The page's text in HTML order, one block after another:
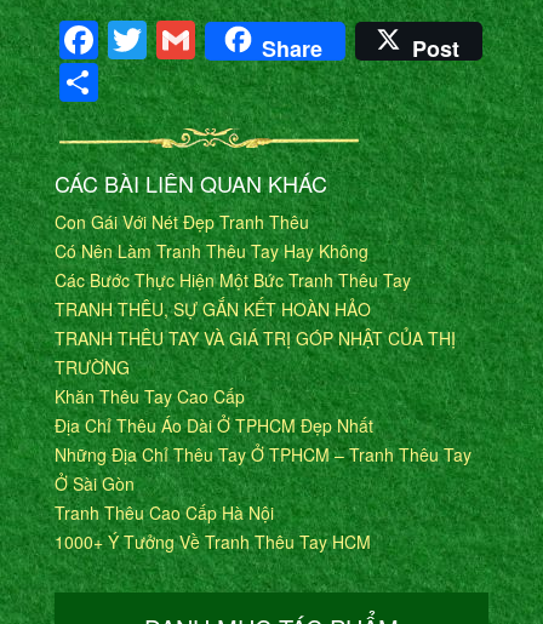
Facebook
Twitter
Gmail
Share Post
Share
CÁC BÀI LIÊN QUAN KHÁC
Con Gái Với Nét Đẹp Tranh Thêu
Có Nên Làm Tranh Thêu Tay Hay Không
Các Bước Thực Hiện Một Bức Tranh Thêu Tay
TRANH THÊU, SỰ GẮN KẾT HOÀN HẢO
TRANH THÊU TAY VÀ GIÁ TRỊ GÓP NHẬT CỦA THỊ
TRƯỜNG
Khăn Thêu Tay Cao Cấp
Địa Chỉ Thêu Áo Dài Ở TPHCM Đẹp Nhất
Những Địa Chỉ Thêu Tay Ở TPHCM – Tranh Thêu Tay
Ở Sài Gòn
Tranh Thêu Cao Cấp Hà Nội
1000+ Ý Tưởng Về Tranh Thêu Tay HCM